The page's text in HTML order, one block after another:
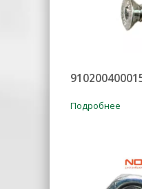
Подробнее